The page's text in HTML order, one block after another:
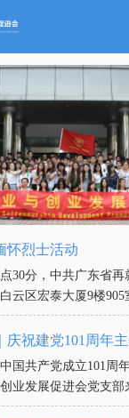
怀烈士活动
30分，中共广东省
云区宏泰大厦9楼
和组织工作新局
庆祝建党101周年
国共产党成立101周
业发展促进会党支
一主题党日活动，进